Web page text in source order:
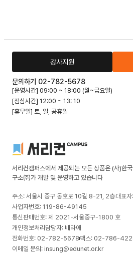
강사지원
문의하기 02-782-5678
[운영시간] 09:00 ~ 18:00 (월~금요일)
[점심시간] 12:00 ~ 13: 10
[휴무일] 토, 일, 공휴일
서리컨캠퍼스에서 제공되는 모든 상품은 (사)한
구소㈜가 개발 및 운영하고 있습니다
주소: 서울시 중구 동호로 10길 8-21, 2층대표
사업자번호: 119-86-49145
통신판매번호: 제 2021-서울중구-1800 호
개인정보처리담당자: 배라애
전화번호: 02-782-5678팩스: 02-786-
이메일 문의: insung@edunet.or.kr